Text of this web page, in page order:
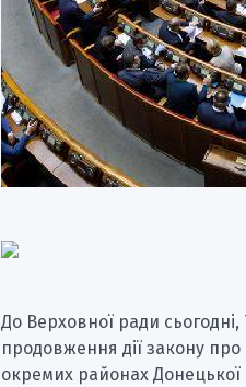
До Верховної ради
продовження дії закону
окремих районах Донецької